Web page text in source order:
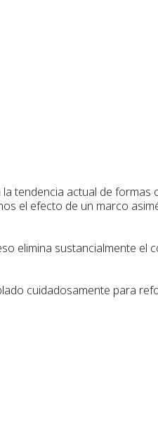
tendencia actual de formas
el efecto de un marco
elimina sustancialmente el
cuidadosamente para